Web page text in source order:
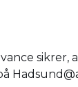
sikrer,